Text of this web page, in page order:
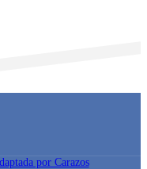
por Carazos